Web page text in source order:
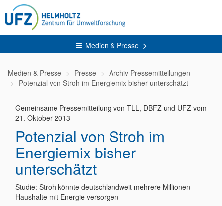
Medien & Presse
Medien & Presse Presse
Archiv Pressemitteilungen
Potenzial von Stroh im Energiemix bisher unterschätzt
Gemeinsame Pressemitteilung von TLL, DBFZ und UFZ vom
21. Oktober 2013
Potenzial von Stroh im
Energiemix bisher
unterschätzt
Studie: Stroh könnte deutschlandweit mehrere Millionen
Haushalte mit Energie versorgen